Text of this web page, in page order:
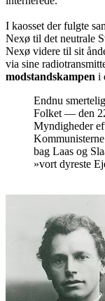
I kaosset der fulgte
Nexø til det neutrale
Nexø videre til sit
via sine
modstandskampen i
Endnu
Folket — den
Myndigheder
bag Laas og
»vort dyreste